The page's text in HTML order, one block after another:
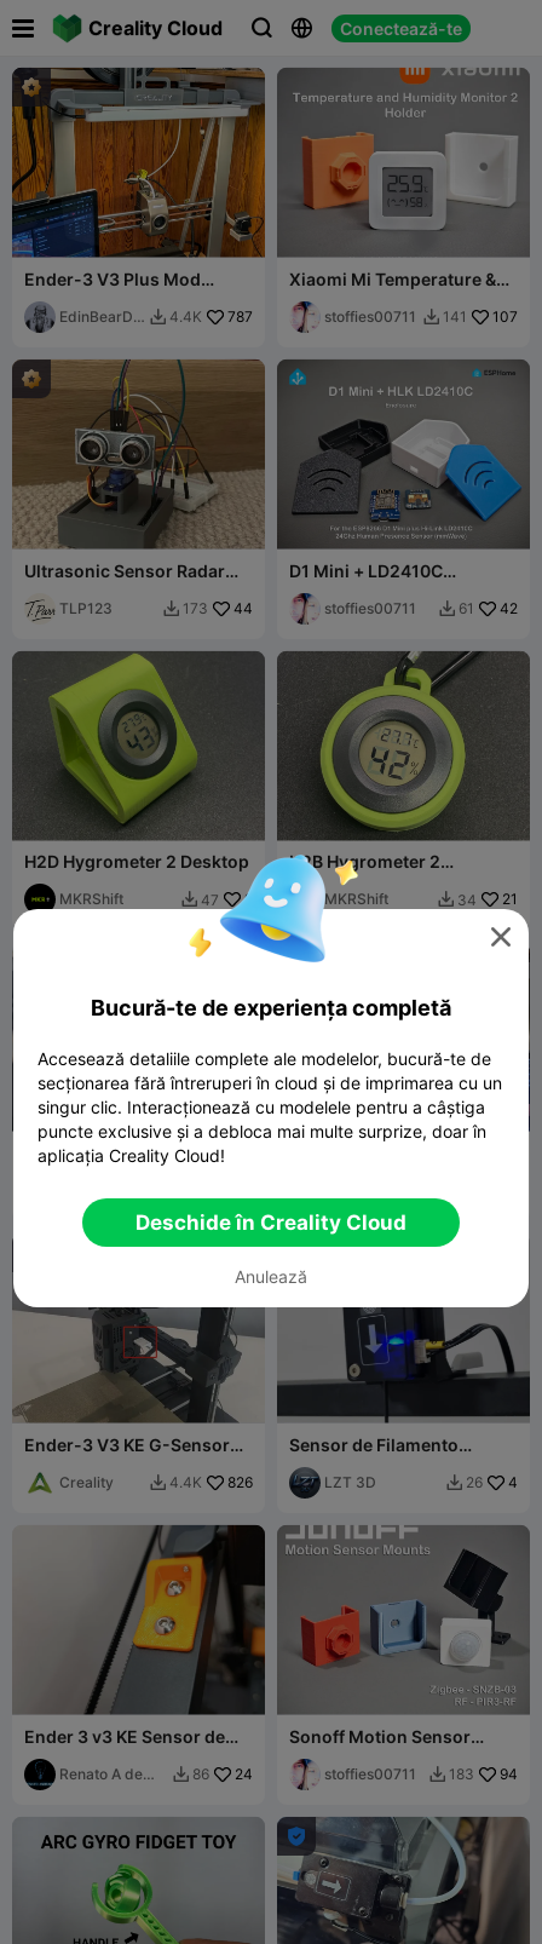
Creality Cloud   Conectează-te
 
Ender-3 V3 Plus Mod
Collection
EdinBearDr
 4.4K 787
Xiaomi Mi Temperature &
Humidity Monitor 2 Holder
stoffies00711  141 107
Ultrasonic Sensor Radar
TLP123  173 44
D1 Mini + LD2410C
mmWave Enclosure
stoffies00711  61 42
H2D Hygrometer 2 Desktop
MKRShift  47 9
H2B Hygrometer 2
Backpack
MKRShift  34 21
CFS-C Filament sensor for
DXC extruder
Ender-3 V3 KE G-Sensor
Creality  4.4K 826
Sensor de Filamento
Superior - Ender 3 V3 KE-
SE
LZT 3D  26 4
Ender 3 v3 KE Sensor de
Filamento
Renato A de
 86 24
Sonoff Motion Sensor
Mounts
stoffies00711  183 94


Bucură-te de experiența completă
Accesează detaliile complete ale modelelor, bucură-te de
secționarea fără întreruperi în cloud și de imprimarea cu un
singur clic. Interacționează cu modelele pentru a câștiga
puncte exclusive și a debloca mai multe surprize, doar în
aplicația Creality Cloud!
Deschide în Creality Cloud
Anulează